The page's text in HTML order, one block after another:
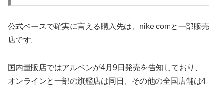
公式ベースで確実に言える購入先は、nike.comと一部販売
店です。
国内量販店ではアルペンが4月9日発売を告知しており、
オンラインと一部の旗艦店は同日、その他の全国店舗は4